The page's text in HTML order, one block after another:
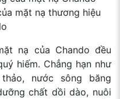
mặt nạ thương hiệu
nạ của Chando đều
hiếm. Chẳng hạn như
nước sông băng
chất dồi dào, nuôi